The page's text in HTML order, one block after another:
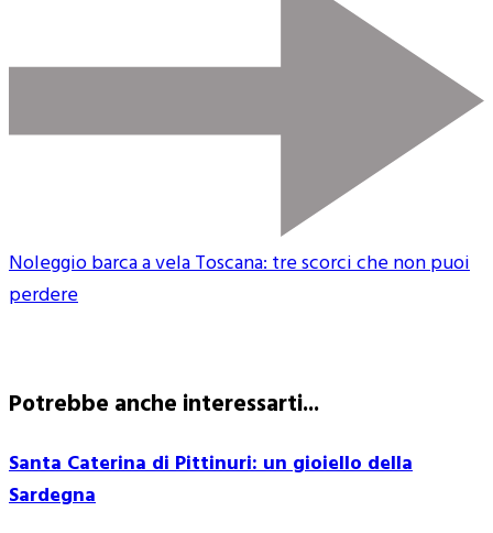
Noleggio barca a vela Toscana: tre scorci che non puoi
perdere
Potrebbe anche interessarti...
Santa Caterina di Pittinuri: un gioiello della
Sardegna